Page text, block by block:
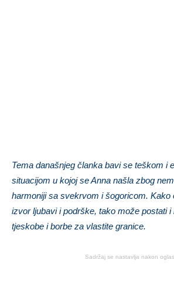
Tema današnjeg članka bavi se teškom i
situacijom u kojoj se Anna našla zbog
harmoniji sa svekrvom i šogoricom. Kako
izvor ljubavi i podrške, tako može postati i
tjeskobe i borbe za vlastite granice.
Sadržaj se nastavlja nakon